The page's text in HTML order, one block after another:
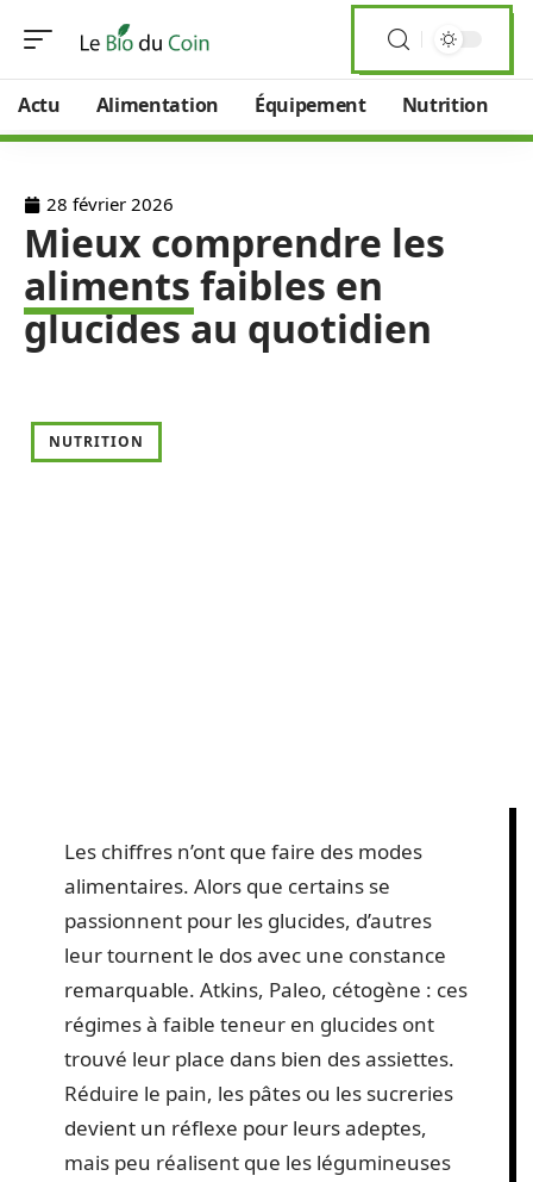
Actu Alimentation Équipement Nutrition
28 février 2026
Mieux comprendre les
aliments faibles en
glucides au quotidien
NUTRITION
Les chiffres n’ont que faire des modes
alimentaires. Alors que certains se
passionnent pour les glucides, d’autres
leur tournent le dos avec une constance
remarquable. Atkins, Paleo, cétogène : ces
régimes à faible teneur en glucides ont
trouvé leur place dans bien des assiettes.
Réduire le pain, les pâtes ou les sucreries
devient un réflexe pour leurs adeptes,
mais peu réalisent que les légumineuses